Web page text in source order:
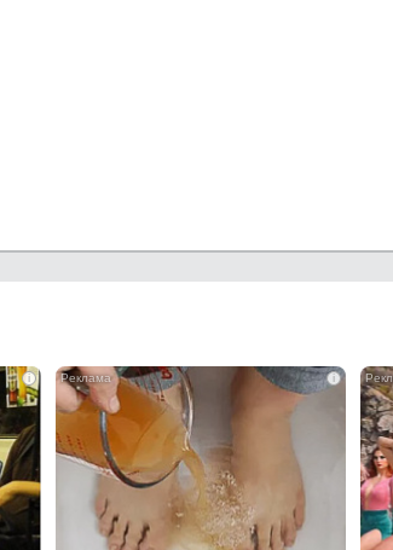
i i